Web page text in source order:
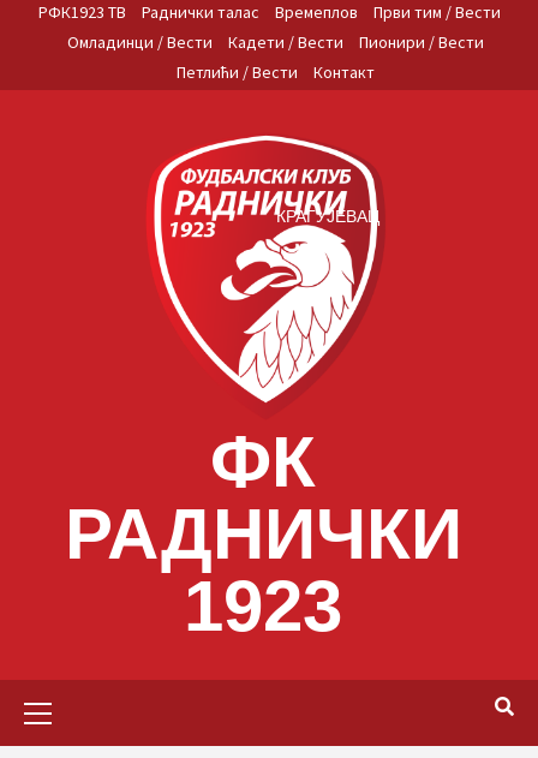
РФК1923 ТВ Раднички талас Времеплов
Први тим / Вести
Омладинци / Вести
Кадети / Вести
Пионири / Вести
Петлићи / Вести
Контакт
ФК
РАДНИЧКИ
1923
КРАГУЈЕВАЦ